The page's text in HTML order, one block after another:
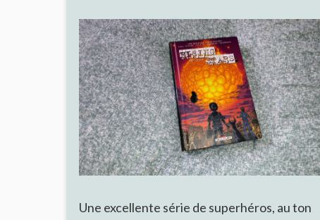
Une excellente série de superhéros, au ton